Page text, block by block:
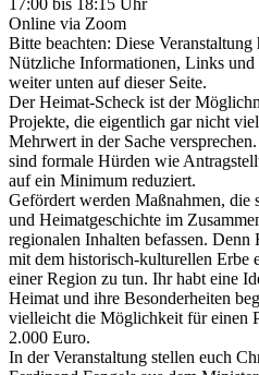
Online via Zoom
Bitte beachten: Diese Veranstaltung
Nützliche Informationen, Links
weiter unten auf dieser Seite.
Der Heimat-Scheck ist der
Projekte, die eigentlich gar nicht
Mehrwert in der Sache
sind formale Hürden wie
auf ein Minimum reduziert.
Gefördert werden Maßnahmen, die
und Heimatgeschichte im
regionalen Inhalten befassen. Denn
mit dem historisch-kulturellen Erbe
einer Region zu tun. Ihr habt eine
Heimat und ihre Besonderheiten
vielleicht die Möglichkeit für einen
2.000 Euro.
In der Veranstaltung stellen euch